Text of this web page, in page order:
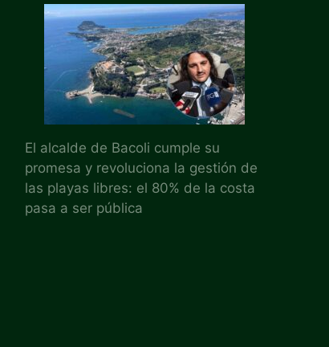
El alcalde de Bacoli cumple su
promesa y revoluciona la gestión de
las playas libres: el 80% de la costa
pasa a ser pública